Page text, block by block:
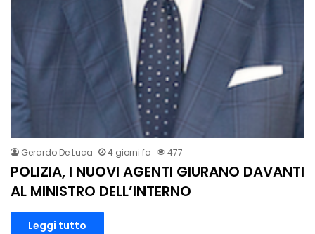
Gerardo De Luca 4 giorni fa 477
POLIZIA, I NUOVI AGENTI GIURANO DAVANTI
AL MINISTRO DELL’INTERNO
Leggi tutto